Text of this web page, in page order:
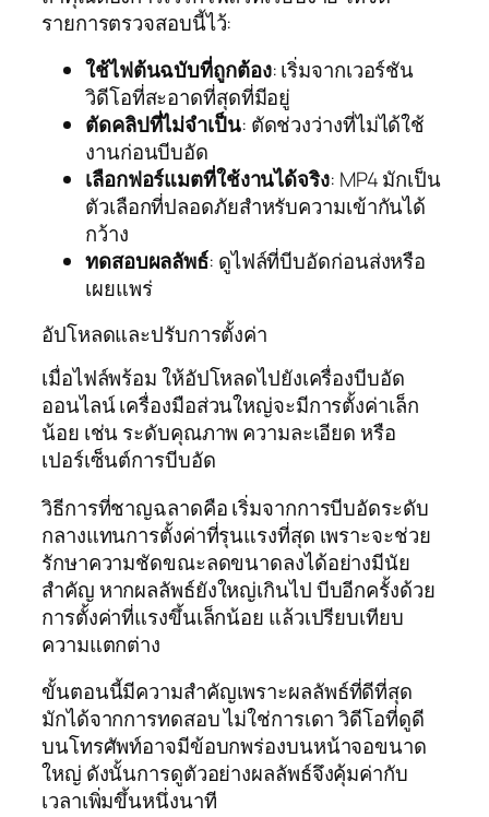
รายการตรวจสอบนี้ไว้:
ใช้ไฟต้นฉบับที่ถูกต้อง: เริ่มจากเวอร์ชัน
วิดีโอที่สะอาดที่สุดที่มีอยู่
ตัดคลิปที่ไม่จำเป็น: ตัดช่วงว่างที่ไม่ได้ใช้
งานก่อนบีบอัด
เลือกฟอร์แมตที่ใช้งานได้จริง: MP4 มักเป็น
ตัวเลือกที่ปลอดภัยสำหรับความเข้ากันได้
กว้าง
ทดสอบผลลัพธ์: ดูไฟล์ที่บีบอัดก่อนส่งหรือ
เผยแพร่
อัปโหลดและปรับการตั้งค่า
เมื่อไฟล์พร้อม ให้อัปโหลดไปยังเครื่องบีบอัด
ออนไลน์ เครื่องมือส่วนใหญ่จะมีการตั้งค่าเล็ก
น้อย เช่น ระดับคุณภาพ ความละเอียด หรือ
เปอร์เซ็นต์การบีบอัด
วิธีการที่ชาญฉลาดคือ เริ่มจากการบีบอัดระดับ
กลางแทนการตั้งค่าที่รุนแรงที่สุด เพราะจะช่วย
รักษาความชัดขณะลดขนาดลงได้อย่างมีนัย
สำคัญ หากผลลัพธ์ยังใหญ่เกินไป บีบอีกครั้งด้วย
การตั้งค่าที่แรงขึ้นเล็กน้อย แล้วเปรียบเทียบ
ความแตกต่าง
ขั้นตอนนี้มีความสำคัญเพราะผลลัพธ์ที่ดีที่สุด
มักได้จากการทดสอบ ไม่ใช่การเดา วิดีโอที่ดูดี
บนโทรศัพท์อาจมีข้อบกพร่องบนหน้าจอขนาด
ใหญ่ ดังนั้นการดูตัวอย่างผลลัพธ์จึงคุ้มค่ากับ
เวลาเพิ่มขึ้นหนึ่งนาที